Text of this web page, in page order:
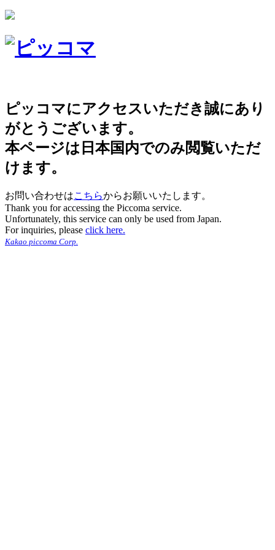
ピッコマにアクセスいただき誠にあり
がとうございます。
本ページは日本国内でのみ閲覧いただ
けます。
お問い合わせはこちらからお願いいたします。
Thank you for accessing the Piccoma service.
Unfortunately, this service can only be used from Japan.
For inquiries, please click here.
Kakao piccoma Corp.